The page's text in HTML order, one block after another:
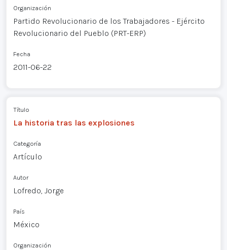
Organización
Partido Revolucionario de los Trabajadores - Ejército
Revolucionario del Pueblo (PRT-ERP)
Fecha
2011-06-22
Título
La historia tras las explosiones
Categoría
Artículo
Autor
Lofredo, Jorge
País
México
Organización